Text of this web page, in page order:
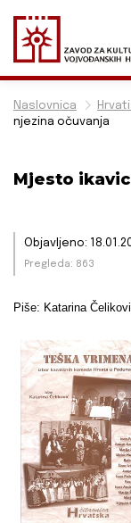
Naslovnica
njezina očuvanja
Mjesto
Objavljeno:
Pregleda: 863
Piše: Katarina